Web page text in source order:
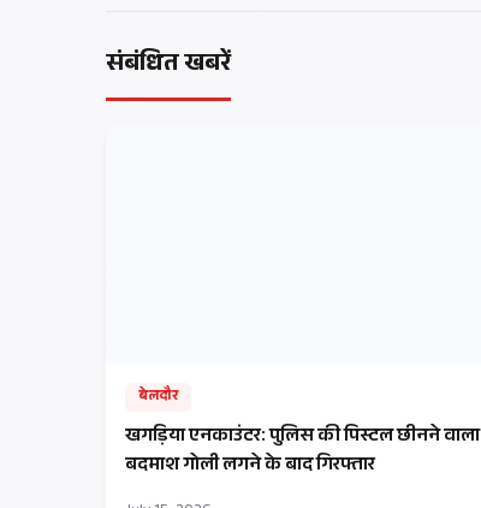
संबंधित खबरें
बेलदौर
​खगड़िया एनकाउंटर: पुलिस की पिस्टल छीनने वाला
बदमाश गोली लगने के बाद गिरफ्तार